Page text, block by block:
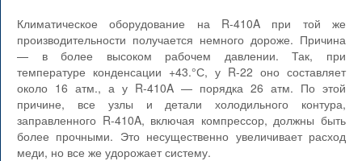
Климатическое оборудование на R-410A при той же
производительности получается немного дороже. Причина
— в более высоком рабочем давлении. Так, при
температуре конденсации +43.°С, у R-22 оно составляет
около 16 атм., а у R-410A — порядка 26 атм. По этой
причине, все узлы и детали холодильного контура,
заправленного R-410A, включая компрессор, должны быть
более прочными. Это несущественно увеличивает расход
меди, но все же удорожает систему.